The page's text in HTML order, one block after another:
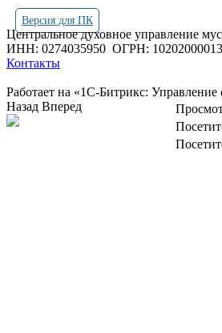
Версия для ПК
Центральное духовное управление
ИНН: 0274035950 ОГРН:
Контакты
Работает на «1С-Битрикс: Управление
Назад Вперед